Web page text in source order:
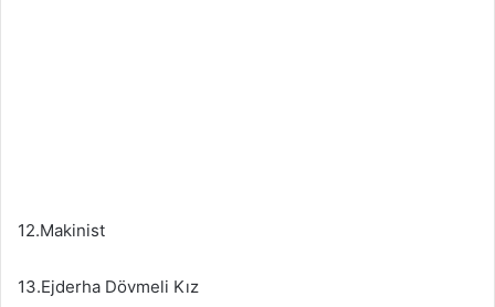
12.Makinist
13.Ejderha Dövmeli Kız